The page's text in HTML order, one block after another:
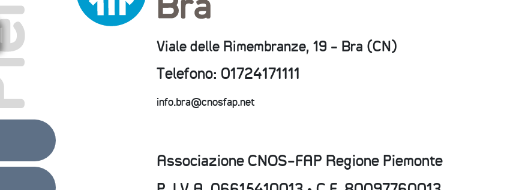
Viale delle Rimembranze, 19 - Bra (CN)
Telefono: 01724171111
info.bra@cnosfap.net
Associazione CNOS-FAP Regione Piemonte